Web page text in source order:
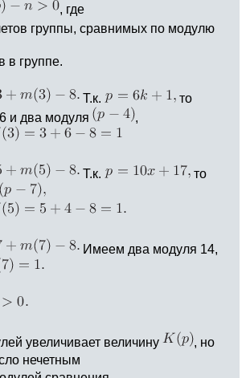
, где
группы, сравнимых по модулю
в группе.
Т.к.
то
и два модуля
,
Т.к.
то
Имеем два модуля 14,
увеличивает величину
, но
нечетным